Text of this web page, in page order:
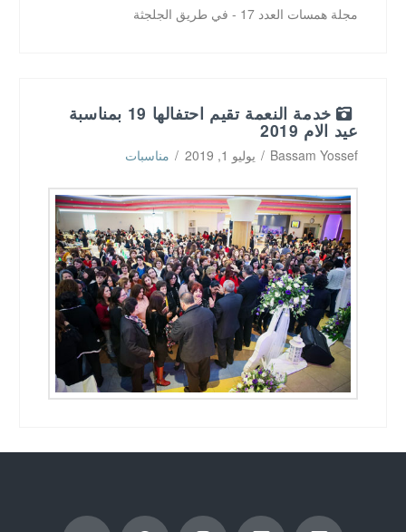
مجلة همسات العدد 17 - في طريق الجلجثة
خدمة النعمة تقيم احتفالها 19 بمناسبة
عيد الام 2019
Bassam Yossef يوليو 1, 2019 مناسبات